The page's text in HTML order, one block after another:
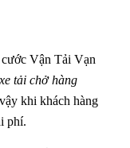
Vận Tải Vạn
xe tải chở hàng
khi khách hàng
phí.